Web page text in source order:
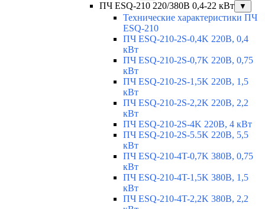
ПЧ ESQ-210 220/380В 0,4-22 кВт ▼
Технические характеристики ПЧ
ESQ-210
ПЧ ESQ-210-2S-0,4K 220В, 0,4
кВт
ПЧ ESQ-210-2S-0,7K 220В, 0,75
кВт
ПЧ ESQ-210-2S-1,5K 220В, 1,5
кВт
ПЧ ESQ-210-2S-2,2K 220В, 2,2
кВт
ПЧ ESQ-210-2S-4K 220В, 4 кВт
ПЧ ESQ-210-2S-5.5K 220В, 5,5
кВт
ПЧ ESQ-210-4T-0,7K 380В, 0,75
кВт
ПЧ ESQ-210-4T-1,5K 380В, 1,5
кВт
ПЧ ESQ-210-4T-2,2K 380В, 2,2